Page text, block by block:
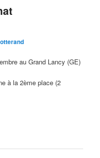
au Grand Lancy (GE)
à la 2ème place (2